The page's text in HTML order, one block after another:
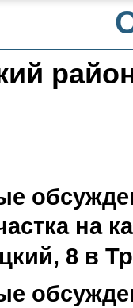
на
8 в